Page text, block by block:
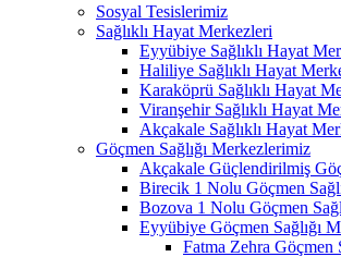
Sosyal Tesislerimiz
Sağlıklı Hayat Merkezleri
Eyyübiye Sağlıklı Hayat
Haliliye Sağlıklı Hayat
Karaköprü Sağlıklı Hayat
Viranşehir Sağlıklı Hayat
Akçakale Sağlıklı Hayat
Göçmen Sağlığı Merkezlerimiz
Akçakale Güçlendirilmiş
Birecik 1 Nolu Göçmen
Bozova 1 Nolu Göçmen
Eyyübiye Göçmen Sağlığı
Fatma Zehra Göçmen